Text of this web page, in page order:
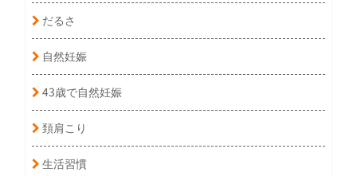
だるさ
自然妊娠
43歳で自然妊娠
頚肩こり
生活習慣